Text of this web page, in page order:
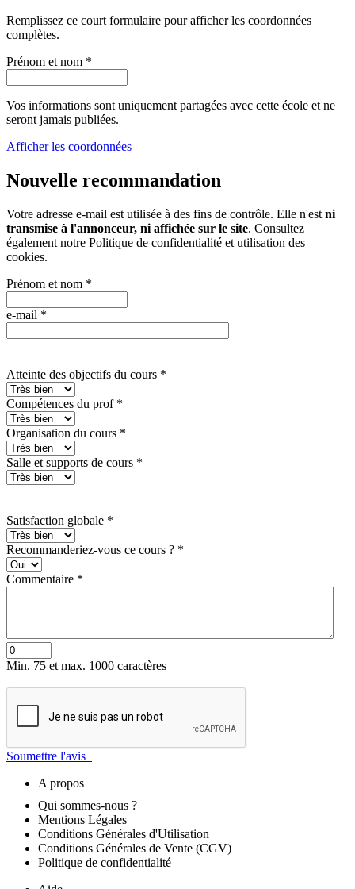
Remplissez ce court formulaire pour afficher les coordonnées
complètes.
Prénom et nom *
Vos informations sont uniquement partagées avec cette école et ne
seront jamais publiées.
Afficher les coordonnées
Nouvelle recommandation
Votre adresse e-mail est utilisée à des fins de contrôle. Elle n'est ni
transmise à l'annonceur, ni affichée sur le site. Consultez
également notre Politique de confidentialité et utilisation des
cookies.
Prénom et nom *
e-mail *
Atteinte des objectifs du cours *
Compétences du prof *
Organisation du cours *
Salle et supports de cours *
Satisfaction globale *
Recommanderiez-vous ce cours ? *
Commentaire *
Min. 75 et max. 1000 caractères
Soumettre l'avis
A propos
Qui sommes-nous ?
Mentions Légales
Conditions Générales d'Utilisation
Conditions Générales de Vente (CGV)
Politique de confidentialité